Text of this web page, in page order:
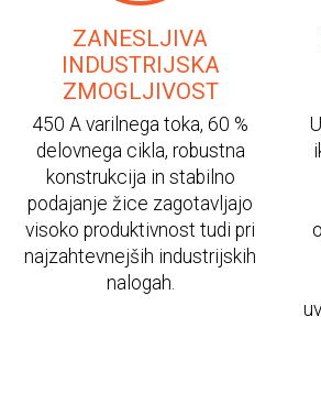
ZANESLJIVA
INDUSTRIJSKA
ZMOGLJIVOST
450 A varilnega toka, 60 %
delovnega cikla, robustna
konstrukcija in stabilno
podajanje žice zagotavljajo
visoko produktivnost tudi pri
najzahtevnejših industrijskih
nalogah.